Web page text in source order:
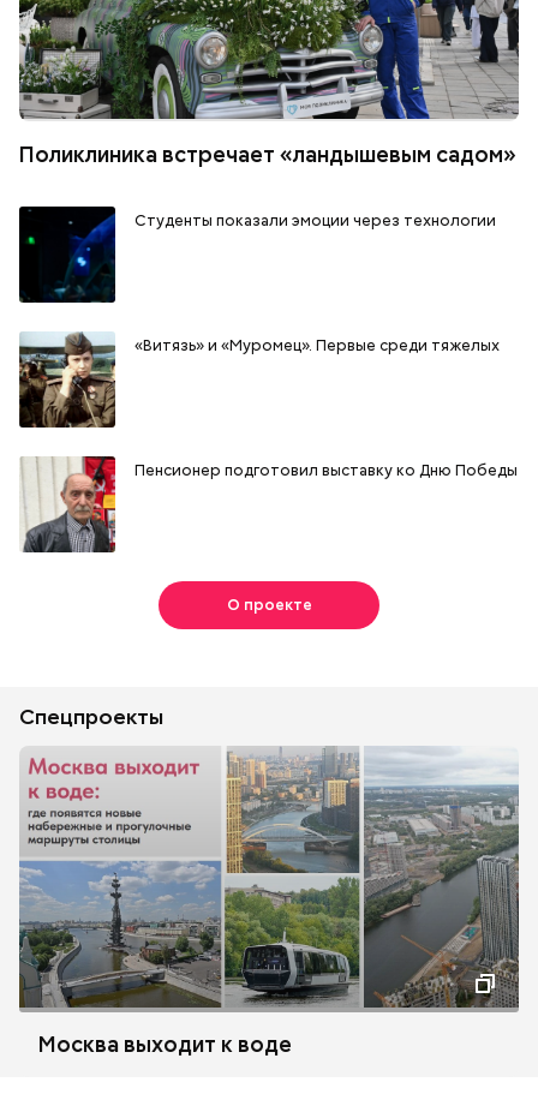
Поликлиника встречает «ландышевым садом»
Студенты показали эмоции через технологии
«Витязь» и «Муромец». Первые среди тяжелых
Пенсионер подготовил выставку ко Дню Победы
О проекте
Спецпроекты
Москва выходит к воде